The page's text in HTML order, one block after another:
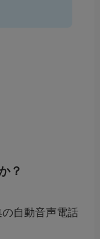
？
自動音声電話